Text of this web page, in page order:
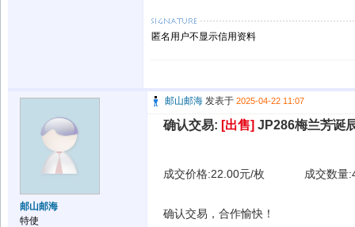
匿名用户不显示信用资料
邮山邮海
特使
邮山邮海 发表于 2025-04-22 11:07
确认交易: [出售]JP286梅兰芳诞
成交价格:22.00元/枚 成交数量
确认交易，合作愉快！